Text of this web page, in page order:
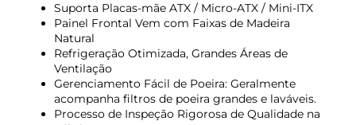
Suporta Placas-mãe ATX / Micro-ATX / Mini-ITX
Painel Frontal Vem com Faixas de Madeira
Natural
Refrigeração Otimizada, Grandes Áreas de
Ventilação
Gerenciamento Fácil de Poeira: Geralmente
acompanha filtros de poeira grandes e laváveis.
Processo de Inspeção Rigorosa de Qualidade na